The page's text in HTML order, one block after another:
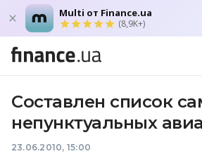
Multi от Finance.ua
(8,9K+)
Составлен список
непунктуальных
23.06.2010, 15:00